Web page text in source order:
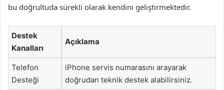
bu doğrultuda sürekli olarak kendini geliştirmektedir.
Destek
Kanalları
Açıklama
Telefon
Desteği
iPhone servis numarasını arayarak
doğrudan teknik destek alabilirsiniz.